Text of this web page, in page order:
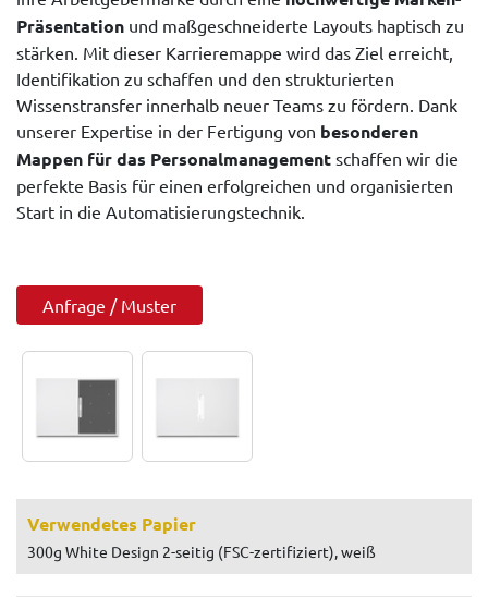
Präsentation und maßgeschneiderte Layouts haptisch zu
stärken. Mit dieser Karrieremappe wird das Ziel erreicht,
Identifikation zu schaffen und den strukturierten
Wissenstransfer innerhalb neuer Teams zu fördern. Dank
unserer Expertise in der Fertigung von besonderen
Mappen für das Personalmanagement schaffen wir die
perfekte Basis für einen erfolgreichen und organisierten
Start in die Automatisierungstechnik.
Anfrage / Muster
Verwendetes Papier
300g White Design 2-seitig (FSC-zertifiziert), weiß